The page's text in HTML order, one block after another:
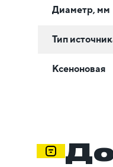
Диаметр, мм
Тип
Ксеноновая